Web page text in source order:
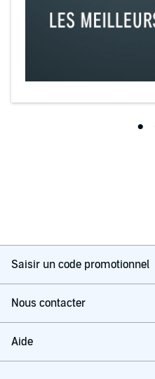
Saisir un code promotionnel
Nous contacter
Aide